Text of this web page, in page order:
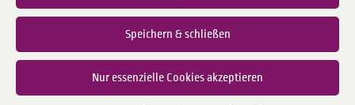
Speichern & schließen
Nur essenzielle Cookies akzeptieren